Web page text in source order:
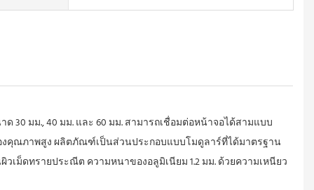
30 มม., 40 มม. และ 60 มม. สามารถเชื่อมต่อหน้าจอได้สามแบบ
คุณภาพสูง ผลิตภัณฑ์เป็นส่วนประกอบแบบโมดูลาร์ที่ได้มาตรฐาน
เม็ดทรายประณีต ความหนาของอลูมิเนียม 1.2 มม.ด้วยความเหนียว